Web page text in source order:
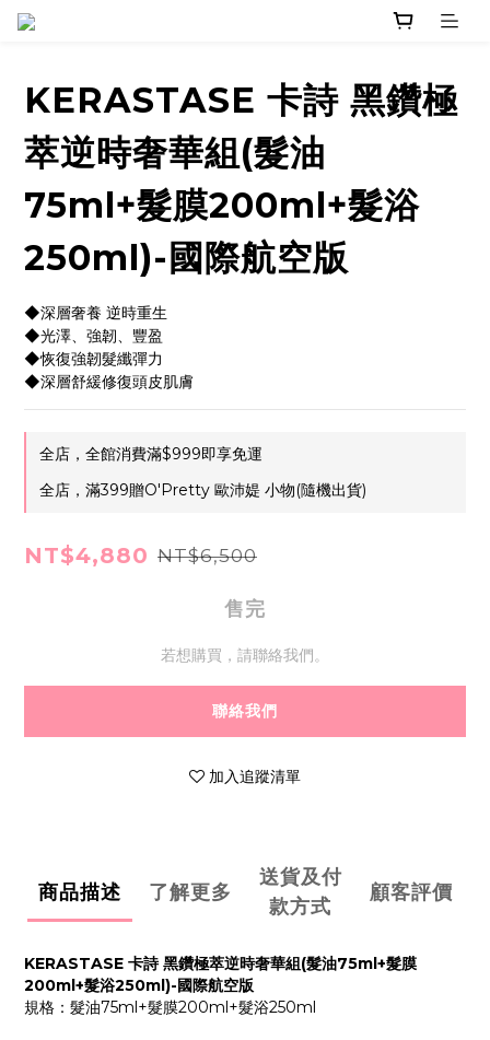
KERASTASE 卡詩 黑鑽極
萃逆時奢華組(髮油
75ml+髮膜200ml+髮浴
250ml)-國際航空版
◆深層奢養 逆時重生
◆光澤、強韌、豐盈
◆恢復強韌髮纖彈力
◆深層舒緩修復頭皮肌膚
全店，全館消費滿$999即享免運
全店，滿399贈O'Pretty 歐沛媞 小物(隨機出貨)
NT$4,880 NT$6,500
售完
若想購買，請聯絡我們。
聯絡我們
加入追蹤清單
商品描述 了解更多
送貨及付
款方式
顧客評價
KERASTASE 卡詩 黑鑽極萃逆時奢華組(髮油75ml+髮膜
200ml+髮浴250ml)-國際航空版
規格：髮油75ml+髮膜200ml+髮浴250ml